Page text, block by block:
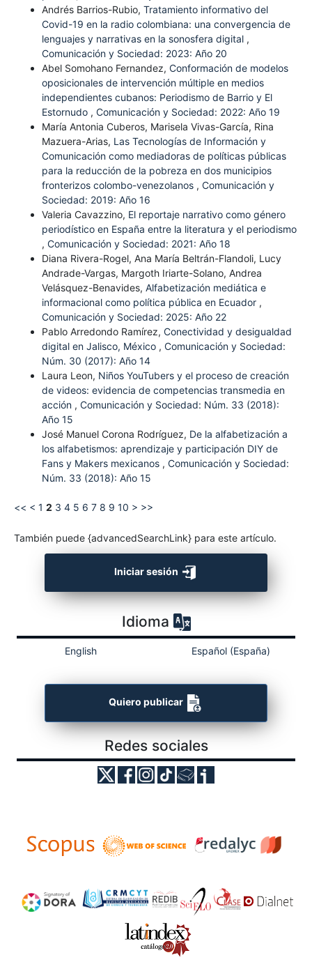
Andrés Barrios-Rubio, Tratamiento informativo del
Covid-19 en la radio colombiana: una convergencia de
lenguajes y narrativas en la sonosfera digital ,
Comunicación y Sociedad: 2023: Año 20
Abel Somohano Fernandez, Conformación de modelos
oposicionales de intervención múltiple en medios
independientes cubanos: Periodismo de Barrio y El
Estornudo , Comunicación y Sociedad: 2022: Año 19
María Antonia Cuberos, Marisela Vivas-García, Rina
Mazuera-Arias, Las Tecnologías de Información y
Comunicación como mediadoras de políticas públicas
para la reducción de la pobreza en dos municipios
fronterizos colombo-venezolanos , Comunicación y
Sociedad: 2019: Año 16
Valeria Cavazzino, El reportaje narrativo como género
periodístico en España entre la literatura y el periodismo
, Comunicación y Sociedad: 2021: Año 18
Diana Rivera-Rogel, Ana María Beltrán-Flandoli, Lucy
Andrade-Vargas, Margoth Iriarte-Solano, Andrea
Velásquez-Benavides, Alfabetización mediática e
informacional como política pública en Ecuador ,
Comunicación y Sociedad: 2025: Año 22
Pablo Arredondo Ramírez, Conectividad y desigualdad
digital en Jalisco, México , Comunicación y Sociedad:
Núm. 30 (2017): Año 14
Laura Leon, Niños YouTubers y el proceso de creación
de videos: evidencia de competencias transmedia en
acción , Comunicación y Sociedad: Núm. 33 (2018):
Año 15
José Manuel Corona Rodríguez, De la alfabetización a
los alfabetismos: aprendizaje y participación DIY de
Fans y Makers mexicanos , Comunicación y Sociedad:
Núm. 33 (2018): Año 15
<< < 1 2 3 4 5 6 7 8 9 10 > >>
También puede {advancedSearchLink} para este artículo.
Iniciar sesión
Idioma
English Español (España)
Quiero publicar
Redes sociales